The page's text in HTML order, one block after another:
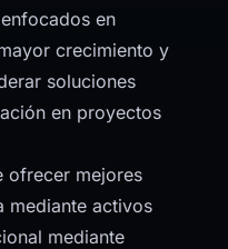
en
crecimiento y
soluciones
en proyectos
ofrecer mejores
mediante activos
mediante